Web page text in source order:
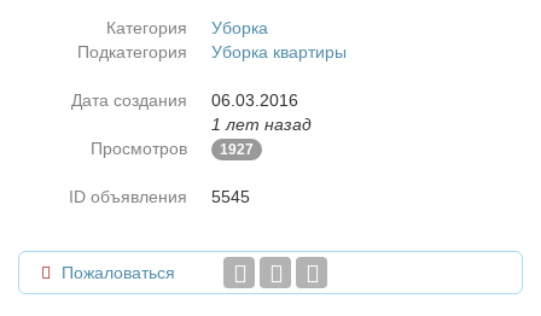
Категория
Уборка
Подкатегория
Уборка квартиры
Дата создания
06.03.2016
1 лет назад
Просмотров
1927
ID объявления 5545
Пожаловаться